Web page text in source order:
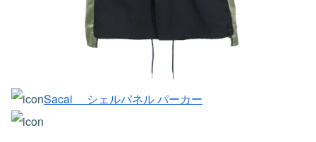
Sacai シェルパネル パーカー